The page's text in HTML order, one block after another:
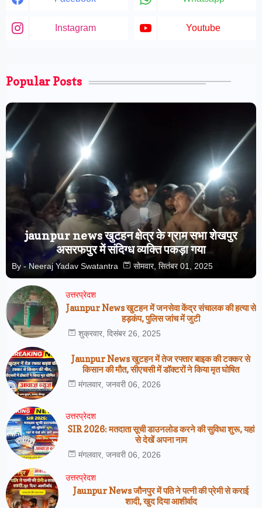
Instagram Youtube
Popular Posts
jaunpur news खुटहन क्षेत्र के ग्राम सभा शेखपुर
असरफपुर में संदिग्ध व्यक्ति पकड़ा गया
By - Neeraj Yadav Swatantra सोमवार, सितंबर 01, 2025
उत्तरप्रेदश
Jaunpur News खुटहन में जनसेवा केंद्र संचालक की हत्या से
हड़कंप, पुलिस जांच में जुटी
शुक्रवार, दिसंबर 26, 2025
Jaunpur News खुटहन में तेज रफ्तार बाइक की टक्कर से
किसान की मौत, सीएचसी में डॉक्टरों ने किया मृत घोषित
मंगलवार, जनवरी 06, 2026
उत्तरप्रेदश
SIR 2026: मतदाता सूची डाउनलोड करने की सुविधा शुरू, यहां
से देखें अपना नाम
मंगलवार, जनवरी 06, 2026
उत्तरप्रेदश
Jaunpur News जौनपुर में पति ने पत्नी की प्रेमी से कराई
शादी, खुद दिया आशीर्वाद